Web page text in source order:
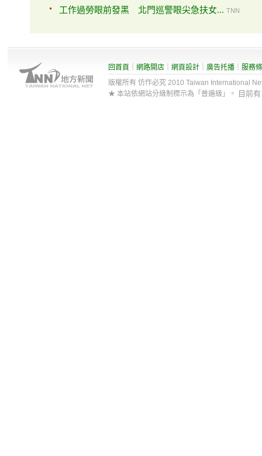
工作過勞眼前發黑 北門巡警眼尖急扶女... TNN
回首頁 網路開店 網頁設計 廣告托播
服務
版權所有 仿作必究 2010 Taiwan International
★ 本站依網站分級制標示為「普遍級」。
目前